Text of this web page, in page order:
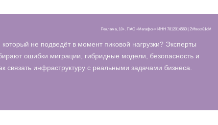
Реклама, 18+. ПАО «Мегафон» ИНН 7812014560 | 2Vfnxxr81dM
не подведёт в момент пиковой нагрузки? Эксперты
ошибки миграции, гибридные модели, безопасность и
инфраструктуру с реальными задачами бизнеса.